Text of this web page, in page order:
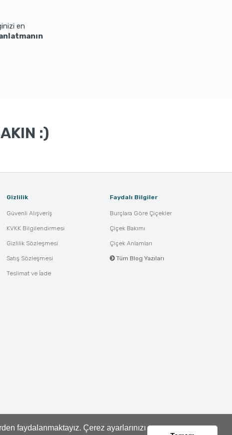
faydalanmaktayız. Çerez ayarlarınızı
en
:)
Gizlilik
Güvenli Alışveriş
KVKK Bilgilendirmesi
Gizlilik Sözleşmesi
Satış Sözleşmesi
Teslimat ve İade
Faydalı Bilgiler
Burçlara Göre Çiçekler
Çiçek Bakımı
Çiçek Anlamları
Tüm Blog Yazıları